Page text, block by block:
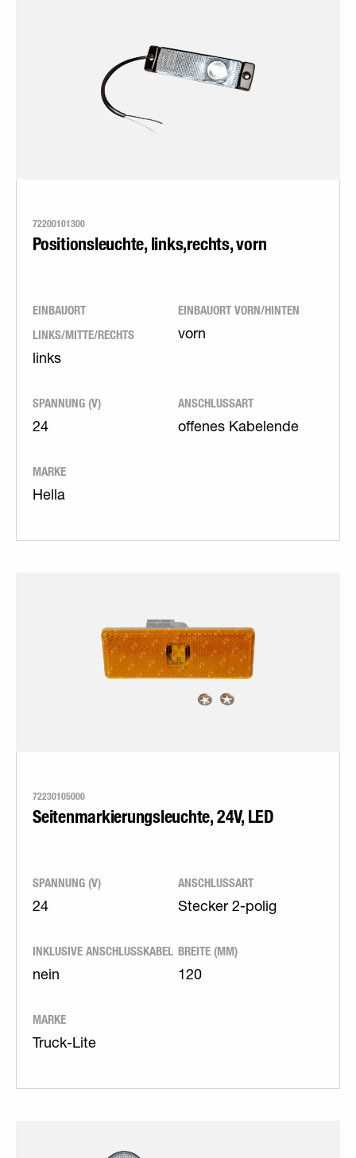
72200101300
Positionsleuchte, links,rechts, vorn
EINBAUORT
LINKS/MITTE/RECHTS
links
EINBAUORT VORN/HINTEN
vorn
SPANNUNG (V)
24
ANSCHLUSSART
offenes Kabelende
MARKE
Hella
72230105000
Seitenmarkierungsleuchte, 24V, LED
SPANNUNG (V)
24
ANSCHLUSSART
Stecker 2-polig
INKLUSIVE ANSCHLUSSKABEL
nein
BREITE (MM)
120
MARKE
Truck-Lite